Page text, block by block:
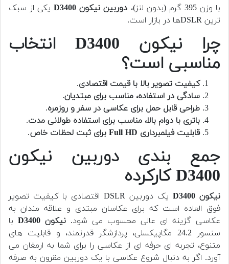
با وزن 395 گرم (بدون لنز)، دوربین نیکون D3400
یکی از سبک
ترین DSLRها در بازار است.
چرا نیکون D3400 انتخاب
مناسبی است؟
کیفیت تصویر بالا با قیمت اقتصادی.
سادگی در استفاده، مناسب برای مبتدیان.
طراحی قابل حمل برای عکاسی در سفر و روزمره.
باتری با دوام بالا، مناسب برای استفاده طولانی مدت.
قابلیت فیلمبرداری Full HD برای ثبت لحظات خاص
.
جمع بندی دوربین نیکون
D3400 کارکرده
نیکون D3400
یک دوربین DSLR اقتصادی با کیفیت تصویر
فوق العاده است که برای عکاسان مبتدی و علاقه مندان به
عکاسی گزینه ای عالی محسوب می شود. نیکون D3400
با
سنسور 24.2 مگاپیکسلی، پردازشگر قدرتمند، و قابلیت های
متنوع، تجربه ای حرفه ای از عکاسی را برای شما به ارمغان می
آورد. اگر به دنبال شروع عکاسی با یک دوربین مقرون به صرفه